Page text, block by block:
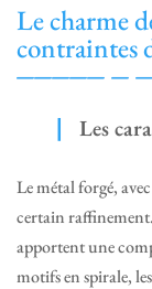
Le charme
contraintes
Les
Le métal forgé, avec
certain
apportent une
motifs en spirale,